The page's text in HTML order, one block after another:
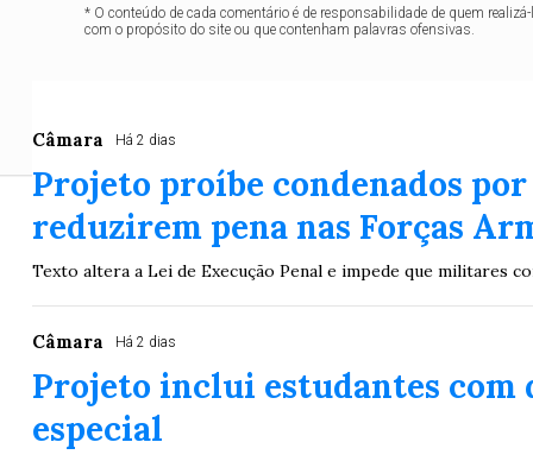
Célia
Deputada lembra
* O conteúdo de cada comentário é de responsabilidade de quem
com o propósito do site ou que contenham palavras ofensivas.
Câmara Há 2 dias
Projeto proíbe condenados
reduzirem pena nas Forças
Texto altera a Lei de Execução Penal e impede que militares
Câmara Há 2 dias
Projeto inclui estudantes com
especial